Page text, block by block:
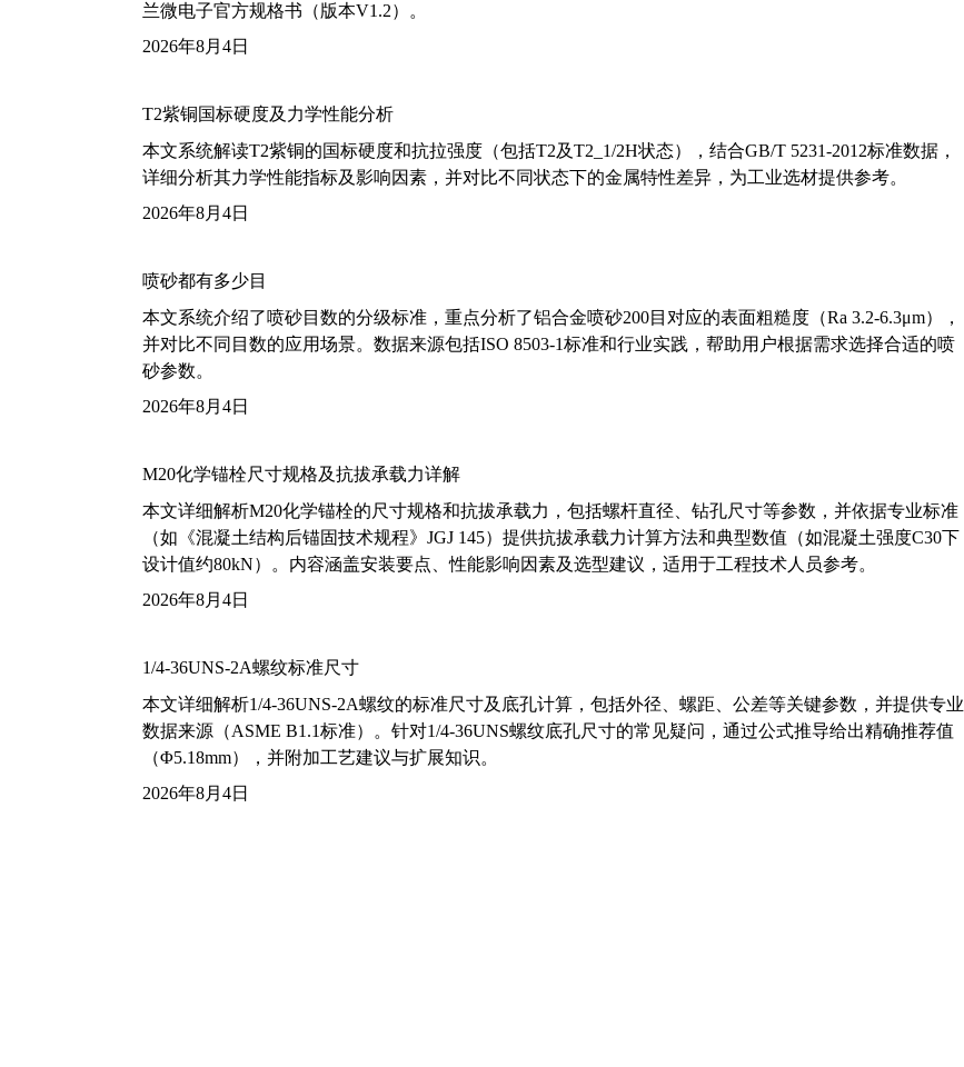
兰微电子官方规格书（版本V1.2）。
2026年8月4日
T2紫铜国标硬度及力学性能分析
本文系统解读T2紫铜的国标硬度和抗拉强度（包括T2及T2_1/2H状态），结合GB/T 5231-2012标准数据，
详细分析其力学性能指标及影响因素，并对比不同状态下的金属特性差异，为工业选材提供参考。
2026年8月4日
喷砂都有多少目
本文系统介绍了喷砂目数的分级标准，重点分析了铝合金喷砂200目对应的表面粗糙度（Ra 3.2-6.3μm），
并对比不同目数的应用场景。数据来源包括ISO 8503-1标准和行业实践，帮助用户根据需求选择合适的喷
砂参数。
2026年8月4日
M20化学锚栓尺寸规格及抗拔承载力详解
本文详细解析M20化学锚栓的尺寸规格和抗拔承载力，包括螺杆直径、钻孔尺寸等参数，并依据专业标准
（如《混凝土结构后锚固技术规程》JGJ 145）提供抗拔承载力计算方法和典型数值（如混凝土强度C30下
设计值约80kN）。内容涵盖安装要点、性能影响因素及选型建议，适用于工程技术人员参考。
2026年8月4日
1/4-36UNS-2A螺纹标准尺寸
本文详细解析1/4-36UNS-2A螺纹的标准尺寸及底孔计算，包括外径、螺距、公差等关键参数，并提供专业
数据来源（ASME B1.1标准）。针对1/4-36UNS螺纹底孔尺寸的常见疑问，通过公式推导给出精确推荐值
（Φ5.18mm），并附加工艺建议与扩展知识。
2026年8月4日